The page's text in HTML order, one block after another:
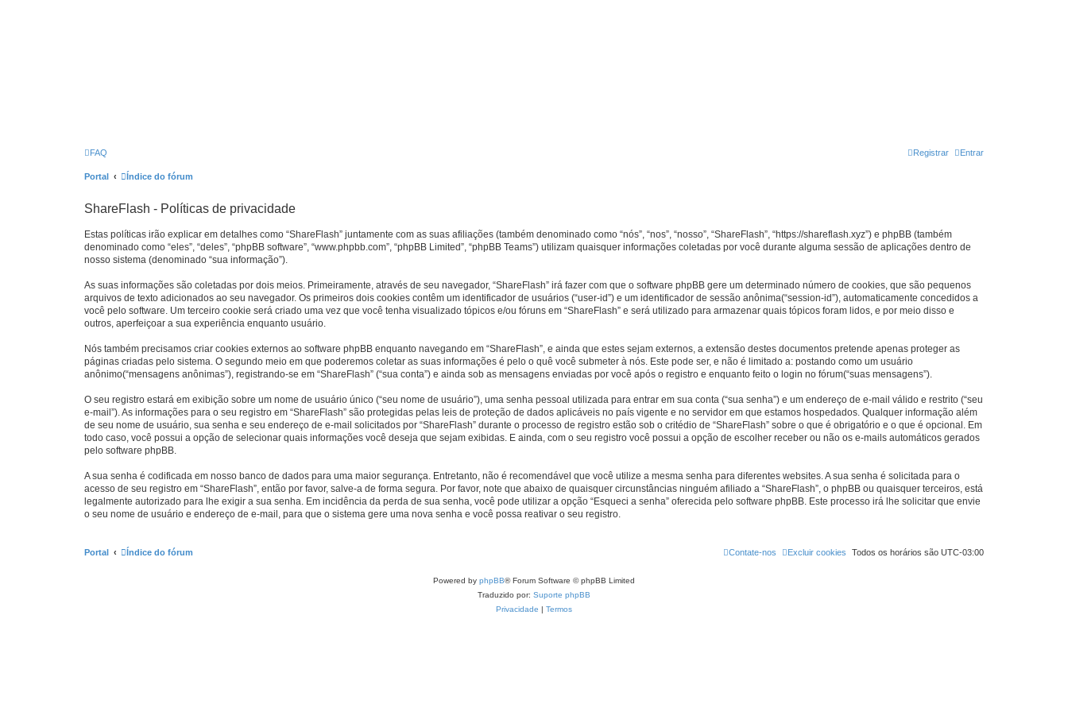
FAQ Entrar
Registrar
Portal Índice do fórum
ShareFlash - Políticas de privacidade
Estas políticas irão explicar em detalhes como “ShareFlash” juntamente com as suas afiliações (também denominado como “nós”, “nos”, “nosso”, “ShareFlash”, “https://shareflash.xyz”) e phpBB (também
denominado como “eles”, “deles”, “phpBB software”, “www.phpbb.com”, “phpBB Limited”, “phpBB Teams”) utilizam quaisquer informações coletadas por você durante alguma sessão de aplicações dentro de
nosso sistema (denominado “sua informação”).
As suas informações são coletadas por dois meios. Primeiramente, através de seu navegador, “ShareFlash” irá fazer com que o software phpBB gere um determinado número de cookies, que são pequenos
arquivos de texto adicionados ao seu navegador. Os primeiros dois cookies contêm um identificador de usuários (“user-id”) e um identificador de sessão anônima(“session-id”), automaticamente concedidos a
você pelo software. Um terceiro cookie será criado uma vez que você tenha visualizado tópicos e/ou fóruns em “ShareFlash” e será utilizado para armazenar quais tópicos foram lidos, e por meio disso e
outros, aperfeiçoar a sua experiência enquanto usuário.
Nós também precisamos criar cookies externos ao software phpBB enquanto navegando em “ShareFlash”, e ainda que estes sejam externos, a extensão destes documentos pretende apenas proteger as
páginas criadas pelo sistema. O segundo meio em que poderemos coletar as suas informações é pelo o quê você submeter à nós. Este pode ser, e não é limitado a: postando como um usuário
anônimo(“mensagens anônimas”), registrando-se em “ShareFlash” (“sua conta”) e ainda sob as mensagens enviadas por você após o registro e enquanto feito o login no fórum(“suas mensagens”).
O seu registro estará em exibição sobre um nome de usuário único (“seu nome de usuário”), uma senha pessoal utilizada para entrar em sua conta (“sua senha”) e um endereço de e-mail válido e restrito (“seu
e-mail”). As informações para o seu registro em “ShareFlash” são protegidas pelas leis de proteção de dados aplicáveis no país vigente e no servidor em que estamos hospedados. Qualquer informação além
de seu nome de usuário, sua senha e seu endereço de e-mail solicitados por “ShareFlash” durante o processo de registro estão sob o critédio de “ShareFlash” sobre o que é obrigatório e o que é opcional. Em
todo caso, você possui a opção de selecionar quais informações você deseja que sejam exibidas. E ainda, com o seu registro você possui a opção de escolher receber ou não os e-mails automáticos gerados
pelo software phpBB.
A sua senha é codificada em nosso banco de dados para uma maior segurança. Entretanto, não é recomendável que você utilize a mesma senha para diferentes websites. A sua senha é solicitada para o
acesso de seu registro em “ShareFlash”, então por favor, salve-a de forma segura. Por favor, note que abaixo de quaisquer circunstâncias ninguém afiliado a “ShareFlash”, o phpBB ou quaisquer terceiros, está
legalmente autorizado para lhe exigir a sua senha. Em incidência da perda de sua senha, você pode utilizar a opção “Esqueci a senha” oferecida pelo software phpBB. Este processo irá lhe solicitar que envie
o seu nome de usuário e endereço de e-mail, para que o sistema gere uma nova senha e você possa reativar o seu registro.
Portal Índice do fórum Todos os horários são UTC-03:00
Excluir cookies
Contate-nos
Powered by phpBB® Forum Software © phpBB Limited
Traduzido por: Suporte phpBB
Privacidade | Termos